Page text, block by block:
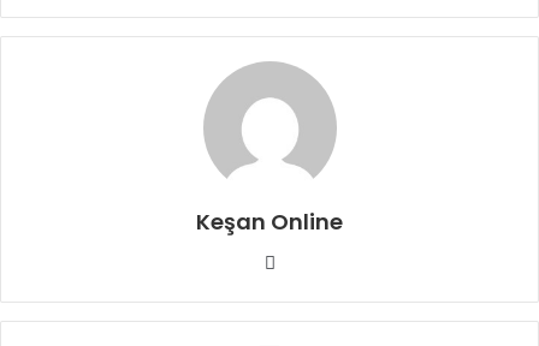
Keşan Online
Web